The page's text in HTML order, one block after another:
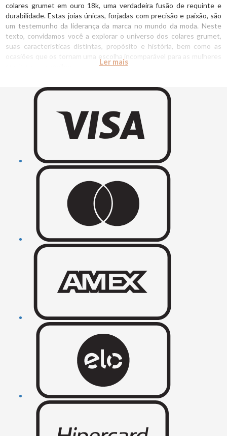
colares grumet em ouro 18k, uma verdadeira fusão de requinte e
durabilidade. Estas joias únicas, forjadas com precisão e paixão, são
um testemunho da liderança da marca no mundo da moda. Neste
texto, convidamos você a explorar o universo dos colares grumet,
suas características distintas, propósito e história, bem como as
ocasiões que os tornam uma escolha incomparável para as mulheres
Elos de excelência: Uma construção de ordem e
Os colares grumet da Fluiarte destacam-se por seus elos robustos e
bem definidos, uma verdadeira declaração de ordem e segurança.
Cada elo é meticulosamente trabalhado em ouro 18k,
proporcionando durabilidade inigualável. A combinação de elegância
e força torna essas peças únicas, capazes de resistir ao teste do
tempo, tornando-se um patrimônio de família.
A variedade de tamanhos disponíveis permite a adaptação a
diferentes gostos e estilos de vida. Desde designs delicados até
ousados, a Fluiarte oferece uma gama de opções que atendem às
expectativas mais exigentes.
detalhe
A Fluiarte se dedica a criar peças únicas que refletem sua liderança e
proposta que busca a raridade e a tradição em cada detalhe. Estas
joias não são meramente acessórios, mas declarações de elegância e
força, projetadas para mulheres que correm atrás do melhor.
Origens e História: Uma jornada fascinante
Os colares grumet têm raízes que remontam à Roma Antiga, onde
eram usados por soldados como símbolos de coragem e força. Com o
tempo, essa tradição se espalhou pelo mundo da moda e da alta